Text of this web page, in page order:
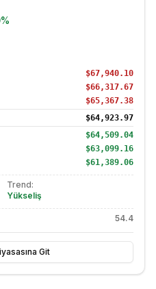
$67,940.10
$66,317.67
$65,367.38
$64,923.97
$64,509.04
$63,099.16
$61,389.06
Trend:
Yükseliş
54.4
Git